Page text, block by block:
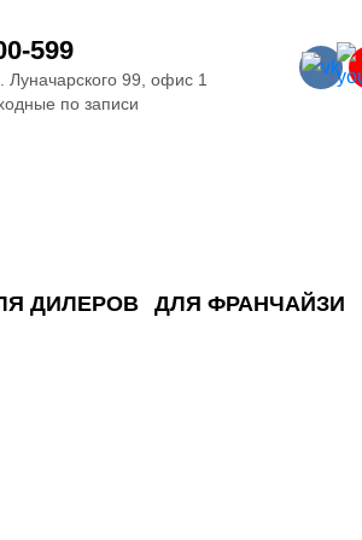
599
Луначарского 99, офис 1
по записи
ДИЛЕРОВ ДЛЯ ФРАНЧАЙЗИ